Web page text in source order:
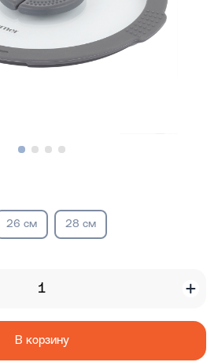
26 см 28 см
В корзину